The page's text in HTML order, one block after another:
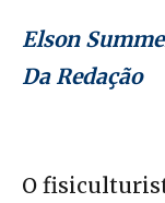
Elson
Da Redação
O